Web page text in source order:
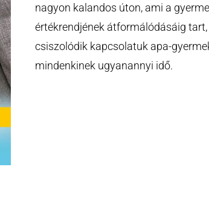
nagyon kalandos úton, ami a
értékrendjének átformálódásáig
csiszolódik kapcsolatuk apa-
mindenkinek ugyanannyi idő.